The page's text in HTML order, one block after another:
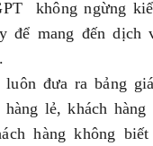
không ngừng
để mang đến dịch
đưa ra bảng
hàng lẻ, khách
hàng không